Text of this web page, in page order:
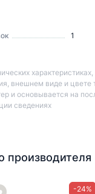
1
характеристиках,
внешнем виде и цвете
и основывается на
сведениях
производителя
-24%